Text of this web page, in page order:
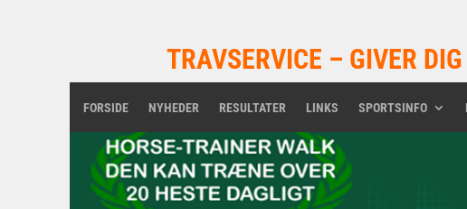
TRAVSERVICE – GIVER
FORSIDE NYHEDER RESULTATER LINKS SPORTSINFO